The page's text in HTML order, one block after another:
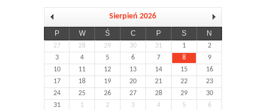
Sierpień 2026
P W Ś C P S N
27 28 29 30 31 1
2
3
4 5 6 7 8
9
10
11 12 13 14 15
16
17
18 19 20 21 22
23
24
25 26 27 28 29
30
31
1 2 3 4 5 6